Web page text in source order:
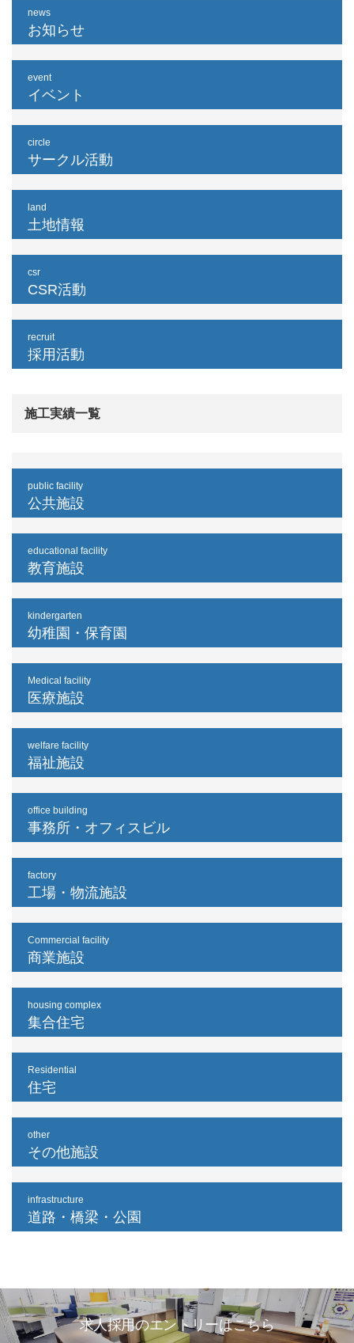
news
お知らせ
event
イベント
circle
サークル活動
land
土地情報
csr
CSR活動
recruit
採用活動
施工実績一覧
public facility
公共施設
educational facility
教育施設
kindergarten
幼稚園・保育園
Medical facility
医療施設
welfare facility
福祉施設
office building
事務所・オフィスビル
factory
工場・物流施設
Commercial facility
商業施設
housing complex
集合住宅
Residential
住宅
other
その他施設
infrastructure
道路・橋梁・公園
求人採用のエントリーはこちら